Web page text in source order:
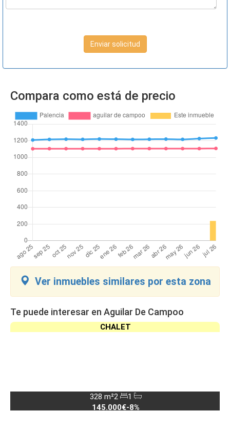
Enviar solicitud
Compara como está de precio
Ver inmuebles similares por esta zona
Te puede interesar en Aguilar De Campoo
CHALET
328 m²2
1
145.000€-8%